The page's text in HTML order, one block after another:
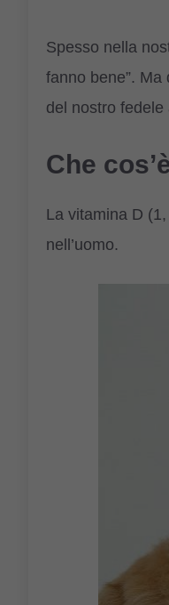
Spesso nella
fanno bene”.
del nostro
Che
La vitamina D
nell’uomo.